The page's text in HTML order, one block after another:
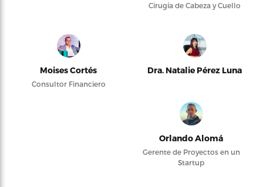
Cirugía de Cabeza y Cuello
Moises Cortés
Consultor Financiero
Dra. Natalie Pérez Luna
Orlando Alomá
Gerente de Proyectos en un
Startup